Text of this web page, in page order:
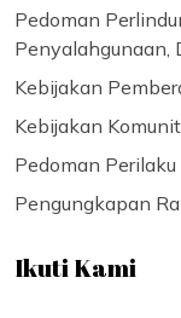
Pedoman
Penyalahgunaan,
Kebijakan
Kebijakan
Pedoman Perilaku
Pengungkapan
Ikuti Kami